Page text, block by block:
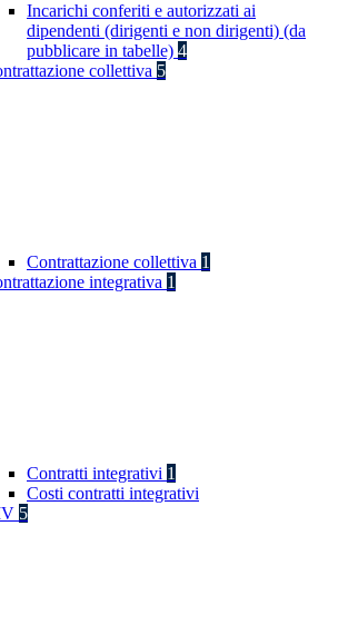
Incarichi conferiti e autorizzati ai
dipendenti (dirigenti e non dirigenti) (da
pubblicare in tabelle) 4
collettiva 5
Contrattazione collettiva 1
integrativa 1
Contratti integrativi 1
Costi contratti integrativi
5